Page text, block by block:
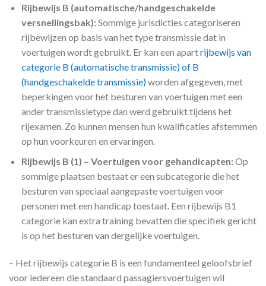
Rijbewijs B (automatische/handgeschakelde
versnellingsbak):Sommige jurisdicties categoriseren
rijbewijzen op basis van het type transmissie dat in
voertuigen wordt gebruikt. Er kan een apartrijbewijs van
categorie B (automatische transmissie) of B
(handgeschakelde transmissie)worden afgegeven, met
beperkingen voor het besturen van voertuigen met een
ander transmissietype dan werd gebruikt tijdens het
rijexamen. Zo kunnen mensen hun kwalificaties afstemmen
op hun voorkeuren en ervaringen.
Rijbewijs B (1) – Voertuigen voor gehandicapten:Op
sommige plaatsen bestaat er een subcategorie die het
besturen van speciaal aangepaste voertuigen voor
personen met een handicap toestaat. Een rijbewijs B1
categorie kan extra training bevatten die specifiek gericht
is op het besturen van dergelijke voertuigen.
– Het rijbewijs categorie B is een fundamenteel geloofsbrief
voor iedereen die standaard passagiersvoertuigen wil